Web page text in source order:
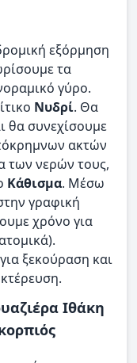
εξόρμηση
τα
γύρο.
Νυδρί. Θα
θα συνεχίσουμε
ακτών
των νερών τους,
Κάθισμα. Μέσω
γραφική
χρόνο για
ξεκούραση και
Ιθάκη